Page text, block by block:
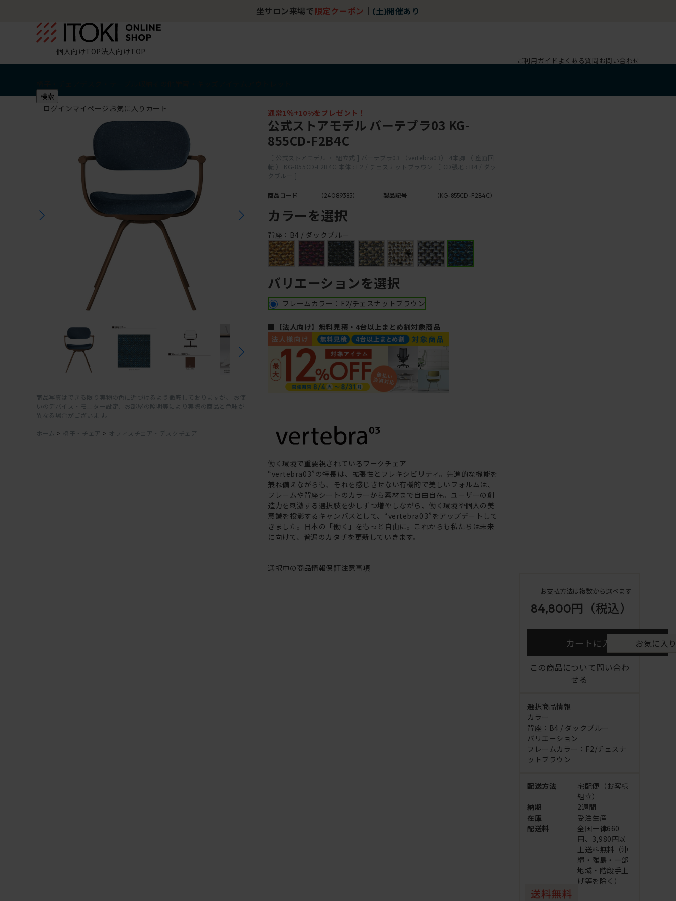
坐サロン来場で 限定クーポン (土)開催あり
個人向けTOP法人向けTOP
ご利用ガイド よくある質問お問い合わせ
検索
ログインマイページ お気に入り カート
座：
ルー
商品写真はできる限り実物の色に近づけるよう徹底しておりますが、 お使
いのデバイス・モニター設定、お部屋の照明等により実際の商品と色味が
異なる場合がございます。
ホーム > 椅子・チェア > オフィスチェア・デスクチェア
通常1％+10%をプレゼント！
公式ストアモデル バーテブラ03 KG-
855CD-F2B4C
［ 公式ストアモデル ・ 組立式 ] バーテブラ03 （vertebra03） 4本脚 （ 座面回
転 ） KG-855CD-F2B4C 本体 : F2 / チェスナットブラウン ［ CD張地 : B4 / ダッ
クブルー ]
商品コード （24089385） 製品記号 （KG-855CD-F2B4C）
カラーを選択
背座：B4 / ダックブルー
バリエーションを選択
フレームカラー：F2/チェスナットブラウン
■【法人向け】無料見積・4台以上まとめ割対象商品
働く環境で重要視されているワークチェア
“vertebra03”の特長は、拡張性とフレキシビリティ。先進的な機能を
兼ね備えながらも、それを感じさせない有機的で美しいフォルムは、
フレームや背座シートのカラーから素材まで自由自在。ユーザーの創
造力を刺激する選択肢を少しずつ増やしながら、働く環境や個人の美
意識を投影するキャンバスとして、“vertebra03”をアップデートして
きました。日本の「働く」をもっと自由に。これからも私たちは未来
に向けて、普遍のカタチを更新していきます。
選択中の商品情報保証注意事項
お支払方法は複数から選べます
84,800円 （税込）
カートに入れる お気に入
この商品について問い合わ
せる
選択商品情報
カラー
背座：B4 / ダックブルー
バリエーション
フレームカラー：F2/チェスナ
ットブラウン
配送方法
宅配便（お客様
組立）
納期
2週間
在庫
受注生産
配送料
全国一律660
円、3,980円以
上送料無料（沖
縄・離島・一部
地域・階段手上
げ等を除く）